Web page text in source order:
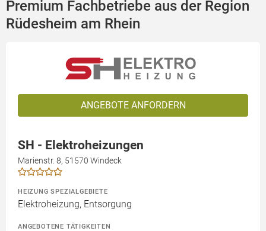
Premium Fachbetriebe aus der Region
Rüdesheim am Rhein
ANGEBOTE ANFORDERN
SH - Elektroheizungen
Marienstr. 8, 51570 Windeck
HEIZUNG SPEZIALGEBIETE
Elektroheizung, Entsorgung
ANGEBOTENE TÄTIGKEITEN